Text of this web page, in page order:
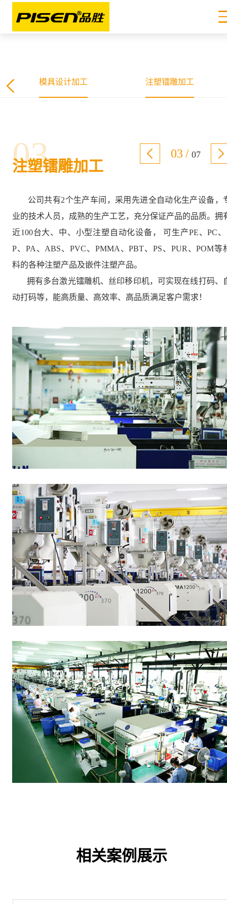
模具设计加工 注塑镭雕加工
03
注塑镭雕加工
公司共有2个生产车间，采用先进全自动化生产设备，
业的技术人员，成熟的生产工艺，充分保证产品的品质。拥
近100台大、中、小型注塑自动化设备， 可生产PE、PC、
P、PA、ABS、PVC、PMMA、PBT、PS、PUR、POM等
料的各种注塑产品及嵌件注塑产品。
拥有多台激光镭雕机、丝印移印机，可实现在线打码、
动打码等，能高质量、高效率、高品质满足客户需求！
03 / 07
相关案例展示